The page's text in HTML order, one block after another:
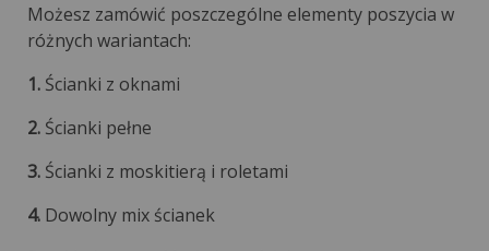
Możesz zamówić poszczególne elementy poszycia w
różnych wariantach:
1. Ścianki z oknami
2. Ścianki pełne
3. Ścianki z moskitierą i roletami
4. Dowolny mix ścianek